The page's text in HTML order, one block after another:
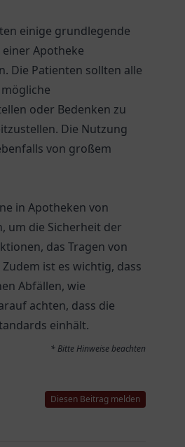
einige grundlegende
Apotheke
Die Patienten sollten alle
oder Bedenken zu
Die Nutzung
von großem
in Apotheken von
um die Sicherheit der
das Tragen von
ist es wichtig, dass
Abfällen, wie
achten, dass die
einhält.
* Bitte Hinweise beachten
Diesen Beitrag melden